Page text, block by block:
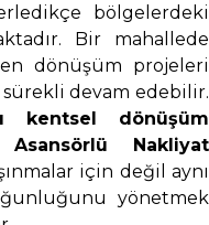
bölgelerdeki
Bir mahallede
dönüşüm projeleri
devam edebilir.
kentsel dönüşüm
Nakliyat
için değil aynı
yönetmek